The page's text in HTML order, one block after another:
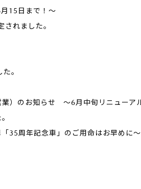
15日まで！～
れました。
。
）のお知らせ ～6月中旬リニューア
35周年記念車」のご用命はお早めに～